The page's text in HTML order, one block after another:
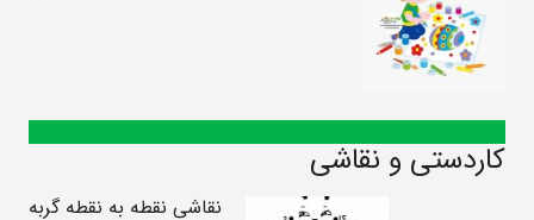
کاردستی و نقاشی
نقاشی نقطه به نقطه گربه